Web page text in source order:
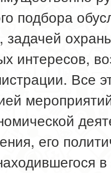
подбора
задачей
интересов,
Все
его